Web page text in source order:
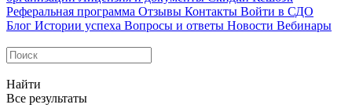
Реферальная программа Отзывы Контакты Войти в СДО
Блог Истории успеха Вопросы и ответы Новости Вебинары
Найти
Все результаты